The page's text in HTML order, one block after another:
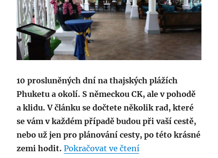
10 prosluněných dní na thajských plážích
Phuketu a okolí. S německou CK, ale v pohodě
a klidu. V článku se dočtete několik rad, které
se vám v každém případě budou při vaší cestě,
nebo už jen pro plánování cesty, po této krásné
zemi hodit. Pokračovat ve čtení„Thajsko na